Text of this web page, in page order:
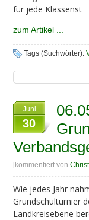
für jede Klassenst
zum Artikel ...
Tags (Suchwörter):
Juni
30
[kommentiert von
Wie jedes Jahr
Grundschulturnier
Landkreisebene